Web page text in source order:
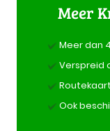
Meer
Meer dan
Verspreid
Ook